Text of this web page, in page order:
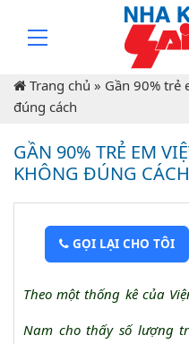
Trang chủ » Gần 90% trẻ
đúng cách
GẦN 90% TRẺ EM
KHÔNG ĐÚNG CÁCH
GỌI LẠI CHO TÔI
Theo một thống kê của
Nam cho thấy số lượng